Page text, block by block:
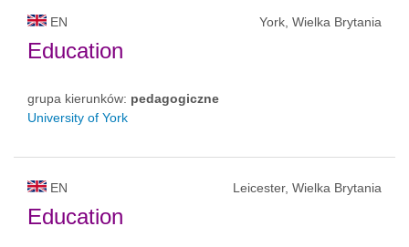
EN York, Wielka Brytania
Education
grupa kierunków: pedagogiczne
University of York
EN Leicester, Wielka Brytania
Education